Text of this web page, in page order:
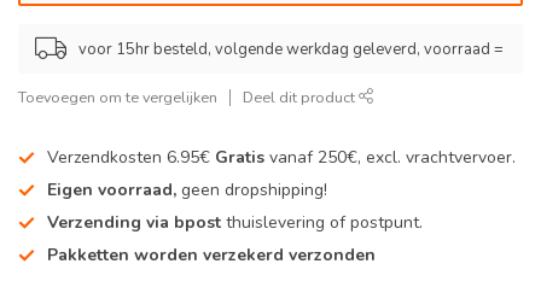
voor 15hr besteld, volgende werkdag geleverd, voorraad =
Toevoegen om te vergelijken Deel dit product
Verzendkosten 6.95€ Gratis vanaf 250€, excl. vrachtvervoer.
Eigen voorraad, geen dropshipping!
Verzending via bpost thuislevering of postpunt.
Pakketten worden verzekerd verzonden